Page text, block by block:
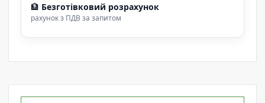
🏦 Безготівковий розрахунок
рахунок з ПДВ за запитом